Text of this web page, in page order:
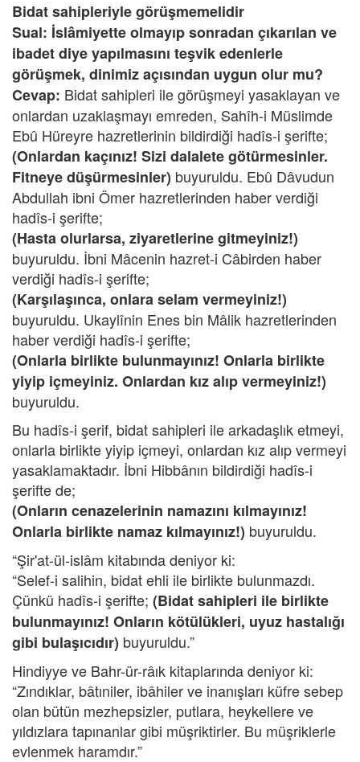
Bidat sahipleriyle görüşmemelidir
Sual: İslâmiyette olmayıp sonradan çıkarılan ve
ibadet diye yapılmasını teşvik edenlerle
görüşmek, dinimiz açısından uygun olur mu?
Cevap: Bidat sahipleri ile görüşmeyi yasaklayan ve
onlardan uzaklaşmayı emreden, Sahîh-i Müslimde
Ebû Hüreyre hazretlerinin bildirdiği hadîs-i şerifte;
(Onlardan kaçınız! Sizi dalalete götürmesinler.
Fitneye düşürmesinler) buyuruldu. Ebû Dâvudun
Abdullah ibni Ömer hazretlerinden haber verdiği
hadîs-i şerifte;
(Hasta olurlarsa, ziyaretlerine gitmeyiniz!)
buyuruldu. İbni Mâcenin hazret-i Câbirden haber
verdiği hadîs-i şerifte;
(Karşılaşınca, onlara selam vermeyiniz!)
buyuruldu. Ukaylînin Enes bin Mâlik hazretlerinden
haber verdiği hadîs-i şerifte;
(Onlarla birlikte bulunmayınız! Onlarla birlikte
yiyip içmeyiniz. Onlardan kız alıp vermeyiniz!)
buyuruldu.
Bu hadîs-i şerif, bidat sahipleri ile arkadaşlık etmeyi,
onlarla birlikte yiyip içmeyi, onlardan kız alıp vermeyi
yasaklamaktadır. İbni Hibbânın bildirdiği hadîs-i
şerifte de;
(Onların cenazelerinin namazını kılmayınız!
Onlarla birlikte namaz kılmayınız!) buyuruldu.
“Şir'at-ül-islâm kitabında deniyor ki:
“Selef-i salihin, bidat ehli ile birlikte bulunmazdı.
Çünkü hadîs-i şerifte; (Bidat sahipleri ile birlikte
bulunmayınız! Onların kötülükleri, uyuz hastalığı
gibi bulaşıcıdır) buyuruldu.”
Hindiyye ve Bahr-ür-râık kitaplarında deniyor ki:
“Zındıklar, bâtıniler, ibâhiler ve inanışları küfre sebep
olan bütün mezhepsizler, putlara, heykellere ve
yıldızlara tapınanlar gibi müşriktirler. Bu müşriklerle
evlenmek haramdır.”